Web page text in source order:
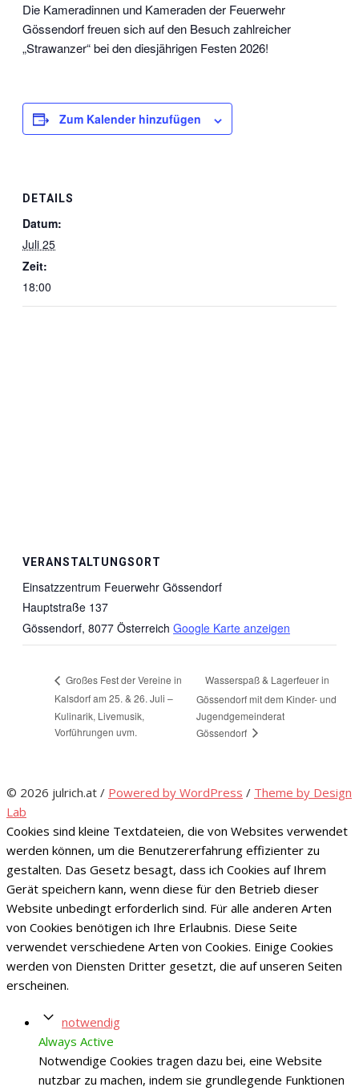
Die Kameradinnen und Kameraden der Feuerwehr
Gössendorf freuen sich auf den Besuch zahlreicher
„Strawanzer“ bei den diesjährigen Festen 2026!
Zum Kalender hinzufügen
DETAILS
Datum:
Juli 25
Zeit:
18:00
VERANSTALTUNGSORT
Einsatzzentrum Feuerwehr Gössendorf
Hauptstraße 137
Gössendorf, 8077 Österreich Google Karte anzeigen
Großes Fest der Vereine in
Kalsdorf am 25. & 26. Juli –
Kulinarik, Livemusik,
Vorführungen uvm.
Wasserspaß & Lagerfeuer in
Gössendorf mit dem Kinder- und
Jugendgemeinderat
Gössendorf
© 2026 julrich.at / Powered by WordPress / Theme by Design
Lab
Cookies sind kleine Textdateien, die von Websites verwendet
werden können, um die Benutzererfahrung effizienter zu
gestalten. Das Gesetz besagt, dass ich Cookies auf Ihrem
Gerät speichern kann, wenn diese für den Betrieb dieser
Website unbedingt erforderlich sind. Für alle anderen Arten
von Cookies benötigen ich Ihre Erlaubnis. Diese Seite
verwendet verschiedene Arten von Cookies. Einige Cookies
werden von Diensten Dritter gesetzt, die auf unseren Seiten
erscheinen.
notwendig
Always Active
Notwendige Cookies tragen dazu bei, eine Website
nutzbar zu machen, indem sie grundlegende Funktionen